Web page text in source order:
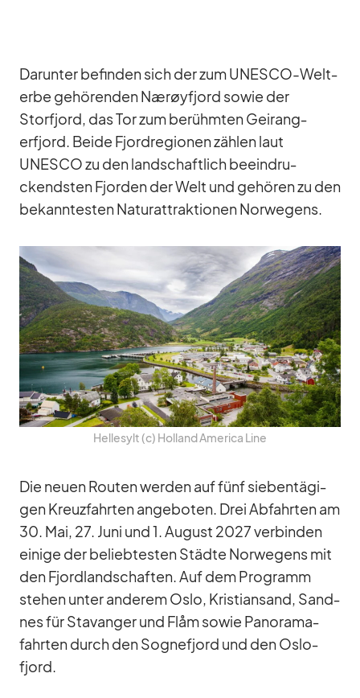
Dar­un­ter be­fin­den sich der zum UNESCO-Welt­
erbe ge­hö­ren­den Nærøy­fjord so­wie der
Storfjord, das Tor zum be­rühm­ten Ge­i­rang­
erfjord. Beide Fjord­re­gio­nen zäh­len laut
UNESCO zu den land­schaft­lich be­ein­dru­
ckends­ten Fjor­den der Welt und ge­hö­ren zu den
be­kann­tes­ten Na­tur­at­trak­tio­nen Nor­we­gens.
Hel­le­sylt (c) Hol­land Ame­rica Line
Die neuen Rou­ten wer­den auf fünf sie­ben­tä­gi­
gen Kreuz­fahr­ten an­ge­bo­ten. Drei Ab­fahr­ten am
30. Mai, 27. Juni und 1. Au­gust 2027 ver­bin­den
ei­nige der be­lieb­tes­ten Städte Nor­we­gens mit
den Fjord­land­schaf­ten. Auf dem Pro­gramm
ste­hen un­ter an­de­rem Oslo, Kris­ti­an­sand, Sand­
nes für Sta­van­ger und Flåm so­wie Pan­ora­ma­
fahr­ten durch den So­gnefjord und den Os­lo­
fjord.